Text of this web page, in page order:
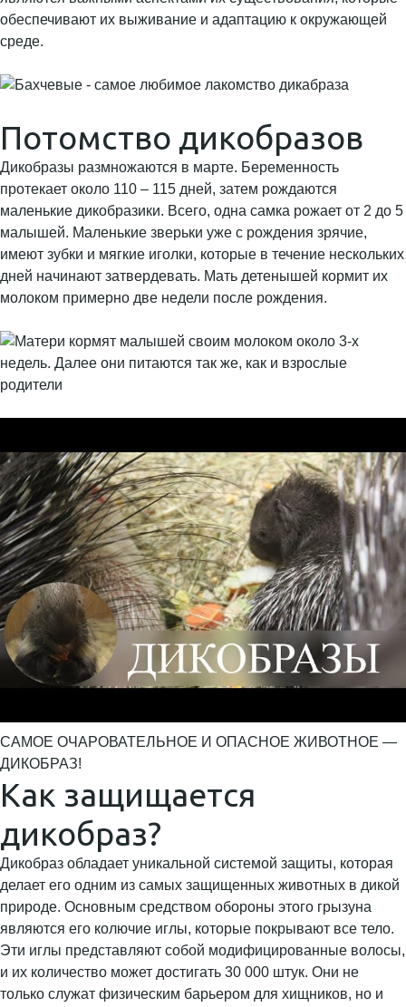
обеспечивают их выживание и адаптацию к окружающей
среде.
Потомство дикобразов
Дикобразы размножаются в марте. Беременность
протекает около 110 – 115 дней, затем рождаются
маленькие дикобразики. Всего, одна самка рожает от 2 до 5
малышей. Маленькие зверьки уже с рождения зрячие,
имеют зубки и мягкие иголки, которые в течение нескольких
дней начинают затвердевать. Мать детенышей кормит их
молоком примерно две недели после рождения.
САМОЕ ОЧАРОВАТЕЛЬНОЕ И ОПАСНОЕ ЖИВОТНОЕ —
ДИКОБРАЗ!
Как защищается
дикобраз?
Дикобраз обладает уникальной системой защиты, которая
делает его одним из самых защищенных животных в дикой
природе. Основным средством обороны этого грызуна
являются его колючие иглы, которые покрывают все тело.
Эти иглы представляют собой модифицированные волосы,
и их количество может достигать 30 000 штук. Они не
только служат физическим барьером для хищников, но и